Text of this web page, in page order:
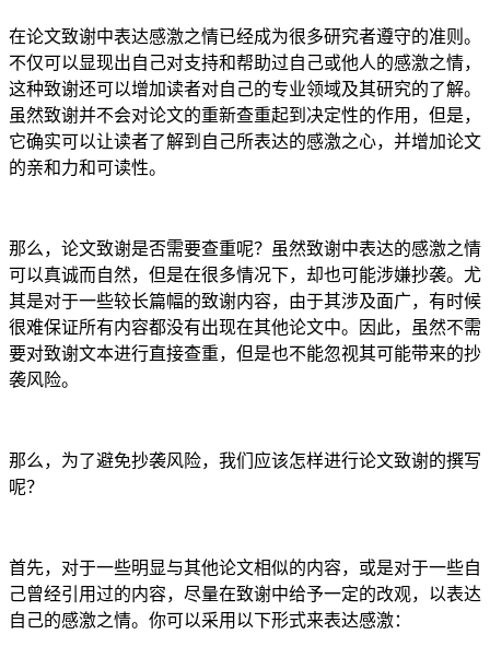
在论文致谢中表达感激之情已经成为很多研究者遵守的准则。
不仅可以显现出自己对支持和帮助过自己或他人的感激之情，
这种致谢还可以增加读者对自己的专业领域及其研究的了解。
虽然致谢并不会对论文的重新查重起到决定性的作用，但是，
它确实可以让读者了解到自己所表达的感激之心，并增加论文
的亲和力和可读性。
那么，论文致谢是否需要查重呢？虽然致谢中表达的感激之情
可以真诚而自然，但是在很多情况下，却也可能涉嫌抄袭。尤
其是对于一些较长篇幅的致谢内容，由于其涉及面广，有时候
很难保证所有内容都没有出现在其他论文中。因此，虽然不需
要对致谢文本进行直接查重，但是也不能忽视其可能带来的抄
袭风险。
那么，为了避免抄袭风险，我们应该怎样进行论文致谢的撰写
呢？
首先，对于一些明显与其他论文相似的内容，或是对于一些自
己曾经引用过的内容，尽量在致谢中给予一定的改观，以表达
自己的感激之情。你可以采用以下形式来表达感激：